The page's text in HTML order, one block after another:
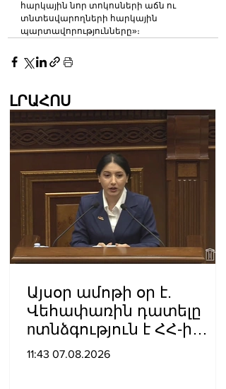
հարկային նոր տոկոսների աճն ու
տնտեսվարողների հարկային
պարտավորությունները»։
ԼՐԱՀՈՍ
Այսօր ամոթի օր է.
Վեհափառին դատելը
nտնձգություն է ՀՀ-ի
Սահանադրության
11:43 07.08.2026